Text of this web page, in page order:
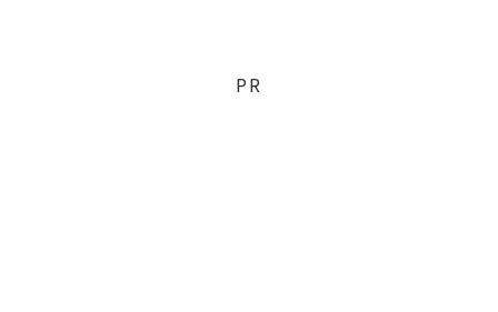
PR